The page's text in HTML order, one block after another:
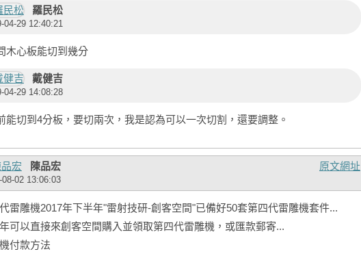
羅民松
04-29 12:40:21
木心板能切到幾分
戴健吉
04-29 14:08:28
能切到4分板，要切兩次，我是認為可以一次切割，還要調整。
原文網址
陳品宏
08-02 13:06:03
雷雕機2017年下半年"雷射技研-創客空間"已備好50套第四代雷雕機套件...
可以直接來創客空間購入並領取第四代雷雕機，或匯款郵寄...
付款方法